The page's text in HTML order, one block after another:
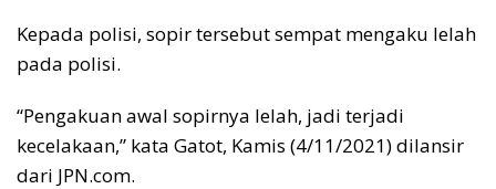
Kepada polisi, sopir tersebut sempat mengaku lelah
pada polisi.
“Pengakuan awal sopirnya lelah, jadi terjadi
kecelakaan,” kata Gatot, Kamis (4/11/2021) dilansir
dari JPN.com.